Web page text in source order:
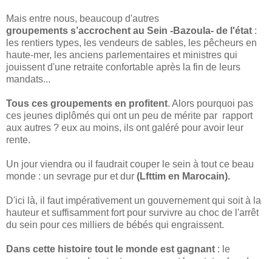
Mais entre nous, beaucoup d'autres
groupements s’accrochent au Sein -Bazoula- de l'état :
les rentiers types, les vendeurs de sables, les pêcheurs en
haute-mer, les anciens parlementaires et ministres qui
jouissent d'une retraite confortable après la fin de leurs
mandats...
Tous ces groupements en profitent. Alors pourquoi pas
ces jeunes diplômés qui ont un peu de mérite par rapport
aux autres ? eux au moins, ils ont galéré pour avoir leur
rente.
Un jour viendra ou il faudrait couper le sein à tout ce beau
monde : un sevrage pur et dur (Lfttim en Marocain).
D'ici là, il faut impérativement un gouvernement qui soit à la
hauteur et suffisamment fort pour survivre au choc de l'arrêt
du sein pour ces milliers de bébés qui engraissent.
Dans cette histoire tout le monde est gagnant : le